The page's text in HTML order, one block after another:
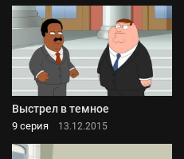
Выстрел в темное
9 серия 13.12.2015